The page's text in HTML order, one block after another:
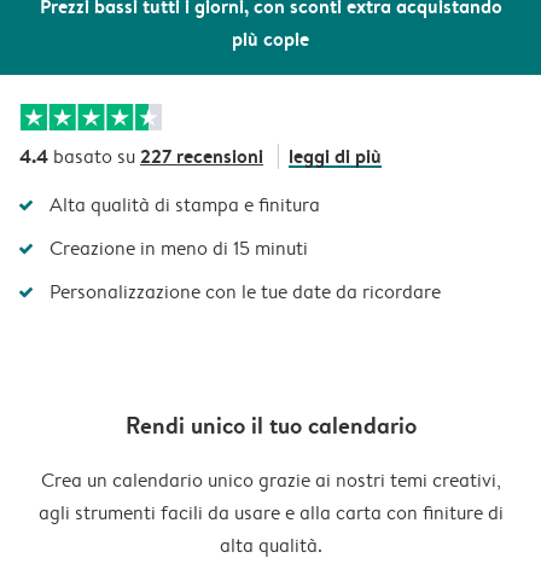
Prezzi bassi tutti i giorni, con sconti extra acquistando
più copie
4.4 basato su227 recensioni leggi di più
Alta qualità di stampa e finitura
Creazione in meno di 15 minuti
Personalizzazione con le tue date da ricordare
Rendi unico il tuo calendario
Crea un calendario unico grazie ai nostri temi creativi,
agli strumenti facili da usare e alla carta con finiture di
alta qualità.